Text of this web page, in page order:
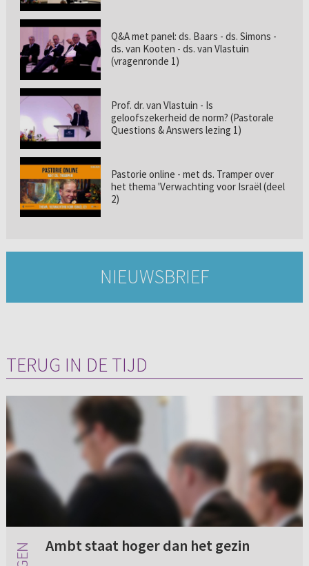
Q&A met panel: ds. Baars - ds. Simons -
ds. van Kooten - ds. van Vlastuin
(vragenronde 1)
Prof. dr. van Vlastuin - Is
geloofszekerheid de norm? (Pastorale
Questions & Answers lezing 1)
Pastorie online - met ds. Tramper over
het thema 'Verwachting voor Israël (deel
2)
NIEUWSBRIEF
TERUG IN DE TIJD
Ambt staat hoger dan het gezin